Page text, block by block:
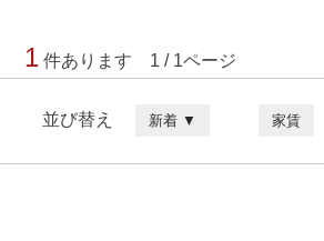
1 件あります 1 / 1ページ
並び替え 新着 ▼ 家賃